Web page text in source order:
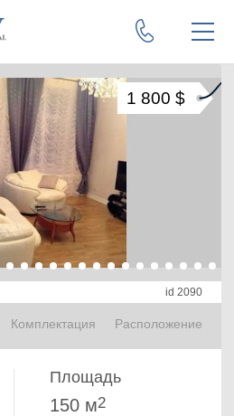
id 2090
Комплектация Расположение
1 800 $
Площадь
150 м2